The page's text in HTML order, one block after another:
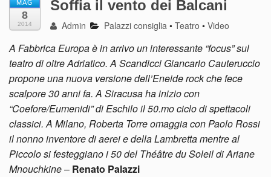
MAG
8
2014
Soffia il vento dei Balcani
Admin Palazzi consiglia •Teatro •Video
A Fabbrica Europa è in arrivo un interessante “focus” sul
teatro di oltre Adriatico. A Scandicci Giancarlo Cauteruccio
propone una nuova versione dell’Eneide rock che fece
scalpore 30 anni fa. A Siracusa ha inizio con
“Coefore/Eumenidi” di Eschilo il 50.mo ciclo di spettacoli
classici. A Milano, Roberta Torre omaggia con Paolo Rossi
il nonno inventore di aerei e della Lambretta mentre al
Piccolo si festeggiano i 50 del Théâtre du Soleil di Ariane
Mnouchkine– Renato Palazzi